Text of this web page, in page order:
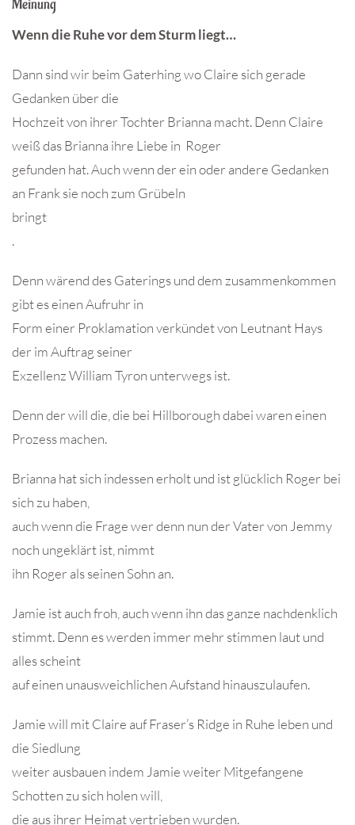
Meinung
Wenn die Ruhe vor dem Sturm liegt…
Dann sind wir beim Gaterhing wo Claire sich gerade
Gedanken über die
Hochzeit von ihrer Tochter Brianna macht. Denn Claire
weiß das Brianna ihre Liebe in Roger
gefunden hat. Auch wenn der ein oder andere Gedanken
an Frank sie noch zum Grübeln
bringt
.
Denn wärend des Gaterings und dem zusammenkommen
gibt es einen Aufruhr in
Form einer Proklamation verkündet von Leutnant Hays
der im Auftrag seiner
Exzellenz William Tyron unterwegs ist.
Denn der will die, die bei Hillborough dabei waren einen
Prozess machen.
Brianna hat sich indessen erholt und ist glücklich Roger bei
sich zu haben,
auch wenn die Frage wer denn nun der Vater von Jemmy
noch ungeklärt ist, nimmt
ihn Roger als seinen Sohn an.
Jamie ist auch froh, auch wenn ihn das ganze nachdenklich
stimmt. Denn es werden immer mehr stimmen laut und
alles scheint
auf einen unausweichlichen Aufstand hinauszulaufen.
Jamie will mit Claire auf Fraser’s Ridge in Ruhe leben und
die Siedlung
weiter ausbauen indem Jamie weiter Mitgefangene
Schotten zu sich holen will,
die aus ihrer Heimat vertrieben wurden.